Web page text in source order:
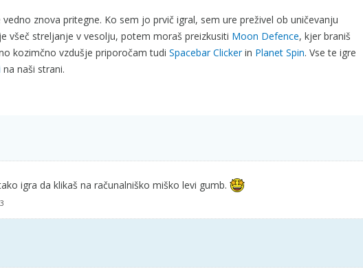
znova pritegne. Ko sem jo prvič igral, sem ure preživel ob uničevanju
všeč streljanje v vesolju, potem moraš preizkusiti Moon Defence, kjer braniš
kozimčno vzdušje priporočam tudi Spacebar Clickerin Planet Spin. Vse te igre
na naši strani.
igra da klikaš na računalniško miško levi gumb.